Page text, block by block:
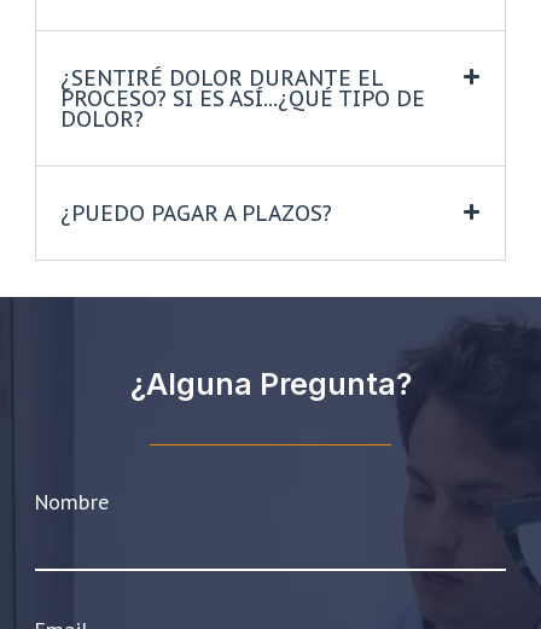
¿SENTIRÉ DOLOR DURANTE EL
PROCESO? SI ES ASÍ...¿QUÉ TIPO DE
DOLOR?
¿PUEDO PAGAR A PLAZOS?
¿Alguna Pregunta?
Nombre